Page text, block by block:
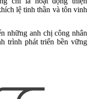
lệ tinh thần và tôn vinh
những anh chị công nhân
trình phát triển bền vững